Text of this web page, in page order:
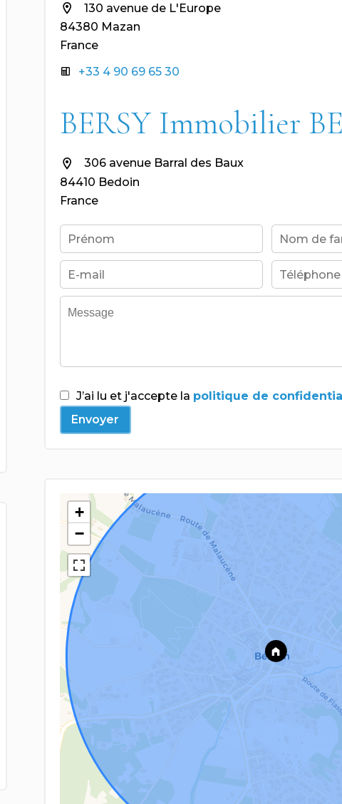
130 avenue de L'Europe
84380 Mazan
France
+33 4 90 69 65 30
BERSY Immobilier
306 avenue Barral des Baux
84410 Bedoin
France
J’ai lu et j'accepte la politique de
Envoyer
+
−